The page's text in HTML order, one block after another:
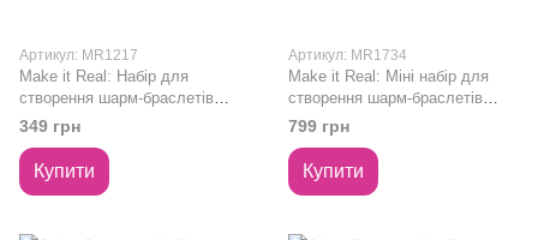
Артикул: MR1217
Make it Real: Набір для
створення шарм-браслетів
«Кольорове диво»
349 грн
Купити
Артикул: MR1734
Make it Real: Міні набір для
створення шарм-браслетів
«Листочок конюшини»
799 грн
Купити